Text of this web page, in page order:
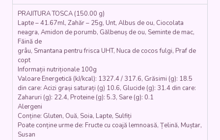
lapte,
ciocolată
neagră)
PRAJITURA TOSCA (150.00 g)
Lapte – 41.67ml, Zahăr – 25g, Unt, Albus de ou, Ciocolata
neagra, Amidon de porumb, Gălbenuș de ou, Seminte de mac,
Făină de
grâu, Smantana pentru frisca UHT, Nuca de cocos fulgi, Praf de
copt
Informații nutriționale 100g
Valoare Energetică (kJ/kcal): 1327.4 / 317.6, Grăsimi (g): 18.5
din care: Acizi grași saturați (g) 10.6, Glucide (g): 31.4 din care:
Zaharuri (g): 22.4, Proteine (g): 5.3, Sare (g): 0.1
Alergeni
Conține: Gluten, Ouă, Soia, Lapte, Sulfiți
Poate conține urme de: Fructe cu coajă lemnoasă, Țelină, Muștar,
Susan